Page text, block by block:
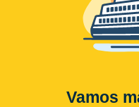
Vamos